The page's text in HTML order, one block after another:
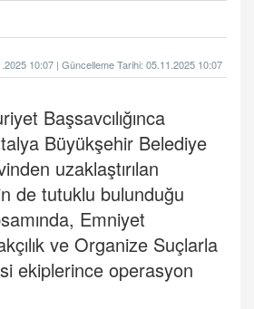
10:07 | Güncelleme Tarihi: 05.11.2025 10:07
Başsavcılığınca
Büyükşehir Belediye
uzaklaştırılan
de tutuklu bulunduğu
Emniyet
ve Organize Suçlarla
ekiplerince operasyon